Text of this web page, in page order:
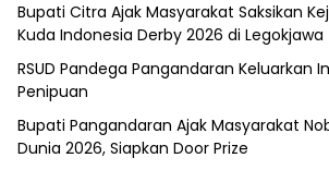
Bupati Citra Ajak Masyarakat Saksikan
Kuda Indonesia Derby 2026 di Legokjawa
RSUD Pandega Pangandaran Keluarkan
Penipuan
Bupati Pangandaran Ajak Masyarakat
Dunia 2026, Siapkan Door Prize